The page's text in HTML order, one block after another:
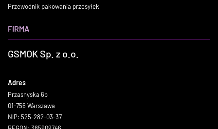
Przewodnik pakowania przesyłek
FIRMA
GSMOK Sp. z o.o.
Adres
Przasnyska 6b
01-756 Warszawa
NIP: 525-282-03-37